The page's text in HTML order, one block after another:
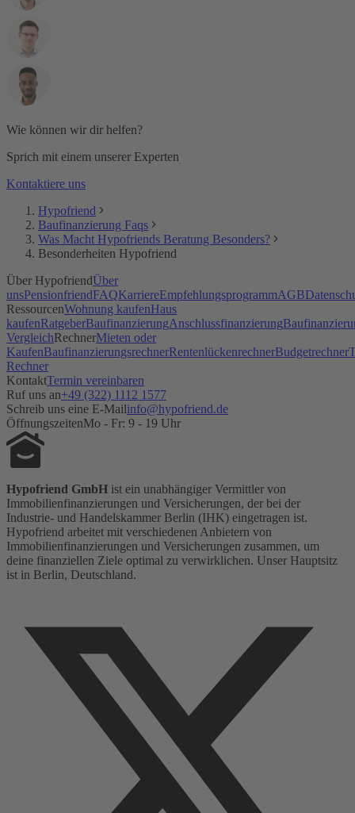
Wie unterscheidet sich Hypofriend von anderen Vermittlern
Wie können wir dir helfen?
Sprich mit einem unserer Experten
Kontaktiere uns
Hypofriend
Baufinanzierung Faqs
Was Macht Hypofriends Beratung Besonders?
Besonderheiten Hypofriend
Über HypofriendÜber
unsPensionfriendFAQKarriereEmpfehlungsprogrammAGB
RessourcenWohnung kaufenHaus
kaufenRatgeberBaufinanzierungAnschlussfinanzierung
VergleichRechnerMieten oder
KaufenBaufinanzierungsrechnerRentenlückenrechnerBudgetrechner
Rechner
KontaktTermin vereinbaren
Ruf uns an+49 (322) 1112 1577
Schreib uns eine E-Mailinfo@hypofriend.de
ÖffnungszeitenMo - Fr: 9 - 19 Uhr
Hypofriend GmbH ist ein unabhängiger Vermittler von
Immobilienfinanzierungen und Versicherungen, der bei der
Industrie- und Handelskammer Berlin (IHK) eingetragen ist.
Hypofriend arbeitet mit verschiedenen Anbietern von
Immobilienfinanzierungen und Versicherungen zusammen, um
deine finanziellen Ziele optimal zu verwirklichen. Unser Hauptsitz
ist in Berlin, Deutschland.